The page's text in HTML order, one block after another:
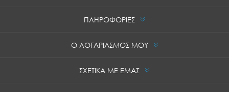
ΠΛΗΡΟΦΟΡΙΕΣ
Ο ΛΟΓΑΡΙΑΣΜΟΣ ΜΟΥ
ΣΧΕΤΙΚΑ ΜΕ ΕΜΑΣ